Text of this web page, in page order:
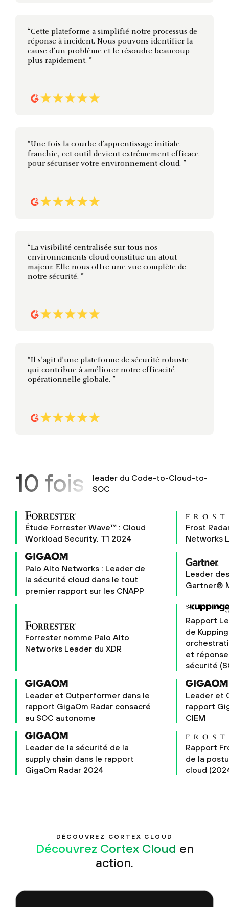
“Cette plateforme a simplifié notre processus de
réponse à incident. Nous pouvons identifier la
cause d’un problème et le résoudre beaucoup
plus rapidement. ”
“Une fois la courbe d’apprentissage initiale
franchie, cet outil devient extrêmement efficace
pour sécuriser votre environnement cloud. ”
“La visibilité centralisée sur tous nos
environnements cloud constitue un atout
majeur. Elle nous offre une vue complète de
notre sécurité. ”
“Il s’agit d’une plateforme de sécurité robuste
qui contribue à améliorer notre efficacité
opérationnelle globale. ”
10 fois
leader du Code-to-Cloud-to-
SOC
Étude Forrester Wave™ : Cloud
Workload Security, T1 2024
Frost
Networks
Palo Alto Networks : Leader de
la sécurité cloud dans le tout
premier rapport sur les CNAPP
Leader
Gartner®
Forrester nomme Palo Alto
Networks Leader du XDR
Rapport
de
et
sécurité
Leader et Outperformer dans le
rapport GigaOm Radar consacré
au SOC autonome
Leader et
rapport
CIEM
Leader de la sécurité de la
supply chain dans le rapport
GigaOm Radar 2024
Rapport
de la
cloud
DÉCOUVREZ CORTEX CLOUD
Découvrez Cortex Cloud en
action.